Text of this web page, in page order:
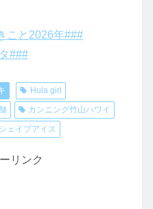
こと2026年###
###
Hula girl
カンニング竹山ハワイ
ェイブアイス
リンク